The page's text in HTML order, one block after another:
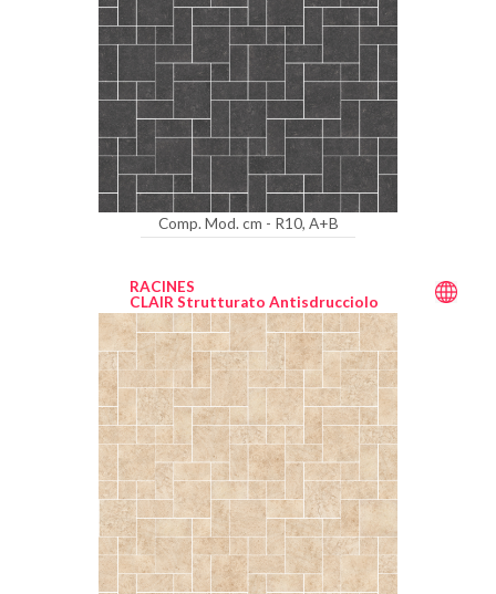
Comp. Mod. cm - R10, A+B
RACINES
CLAIR Strutturato Antisdrucciolo